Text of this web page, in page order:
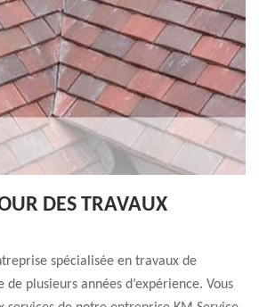
DES TRAVAUX
spécialisée en travaux de
plusieurs années d’expérience. Vous